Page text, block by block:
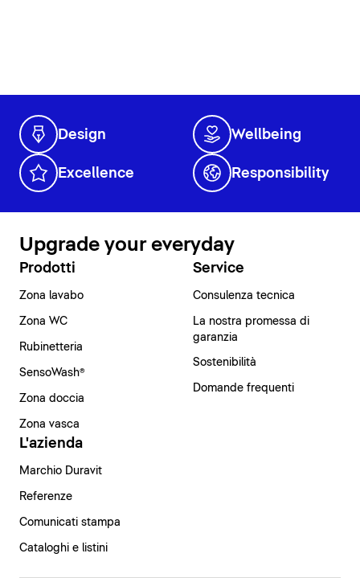
Design Wellbeing
Excellence Responsibility
Upgrade your everyday
Prodotti
Zona lavabo
Zona WC
Rubinetteria
SensoWash®
Zona doccia
Zona vasca
Service
Consulenza tecnica
La nostra promessa di
garanzia
Sostenibilità
Domande frequenti
L'azienda
Marchio Duravit
Referenze
Comunicati stampa
Cataloghi e listini